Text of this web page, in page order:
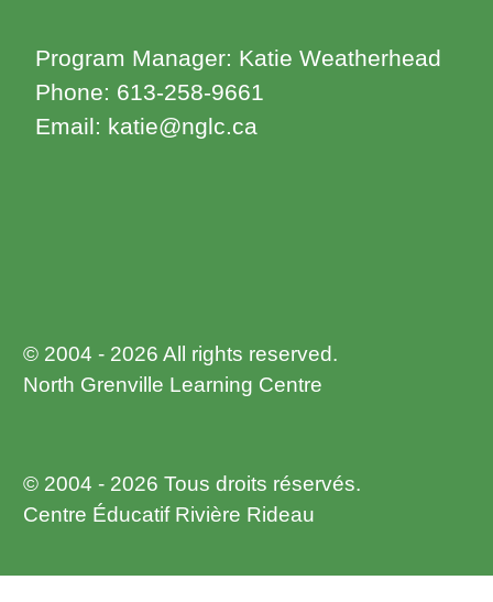
Program Manager: Katie Weatherhead
Phone: 613-258-9661
Email: katie@nglc.ca
© 2004 - 2026 All rights reserved.
North Grenville Learning Centre
© 2004 - 2026 Tous droits réservés.
Centre Éducatif Rivière Rideau